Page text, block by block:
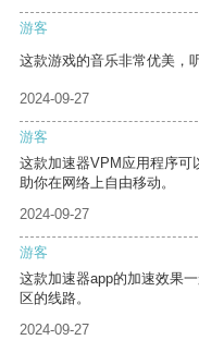
游客
这款游戏的音乐非常优美，
2024-09-27
游客
这款加速器VPM应用程序可
助你在网络上自由移动。
2024-09-27
游客
这款加速器app的加速效果
区的线路。
2024-09-27